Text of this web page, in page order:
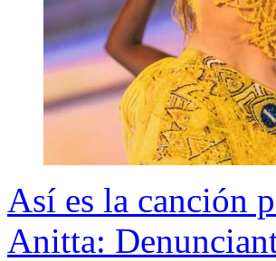
Así es la canción
Anitta: